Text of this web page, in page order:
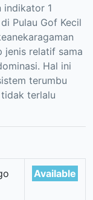
indikator 1
Pulau Gof Kecil
jenis relatif sama
Hal ini
terumbu
terlalu
Available